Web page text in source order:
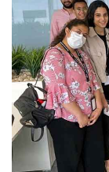
تواصل معنا
الطلاب
هيئة التدريس
الدراسات العليا